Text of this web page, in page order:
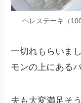
ヘレステーキ（
一切れもらいま
モンの上にある
夫も大変満足そ